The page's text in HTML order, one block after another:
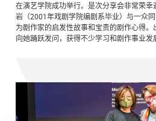
在演艺学院成功举行。是次分享会非常荣
岩（2001年戏剧学院编剧系毕业）与一众
为剧作家的启发性故事和宝贵的剧作心得
向她踊跃发问，获得不少学习和剧作事业发